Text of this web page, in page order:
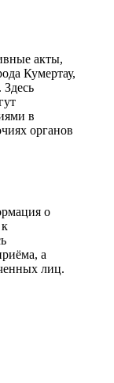
акты,
Кумертау,
в
органов
о
а
лиц.